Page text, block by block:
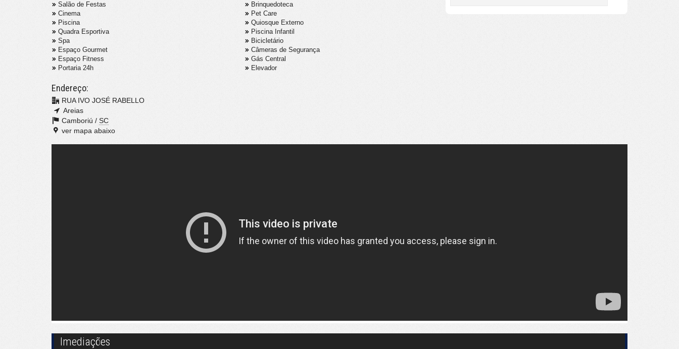
Salão de Festas
Cinema
Piscina
Quadra Esportiva
Spa
Espaço Gourmet
Espaço Fitness
Portaria 24h
Brinquedoteca
Pet Care
Quiosque Externo
Piscina Infantil
Bicicletário
Câmeras de Segurança
Gás Central
Elevador
Endereço:
RUA IVO JOSÉ RABELLO
Areias
Camboriú / SC
ver mapa abaixo
Imediações